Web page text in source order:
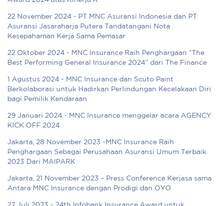
22 November 2024 - PT MNC Asuransi Indonesia dan PT
Asuransi Jasaraharja Putera Tandatangani Nota
Kesepahaman Kerja Sama Pemasar
22 Oktober 2024 - MNC Insurance Raih Penghargaan “The
Best Performing General Insurance 2024” dari The Finance
1 Agustus 2024 - MNC Insurance dan Scuto Paint
Berkolaborasi untuk Hadirkan Perlindungan Kecelakaan Diri
bagi Pemilik Kendaraan
29 Januari 2024 - MNC Insurance menggelar acara AGENCY
KICK OFF 2024
Jakarta, 28 November 2023 -MNC Insurance Raih
Penghargaan Sebagai Perusahaan Asuransi Umum Terbaik
2023 Dari MAIPARK
Jakarta, 21 November 2023 – Press Conference Kerjasa sama
Antara MNC Insurance dengan Prodigi dan OYO